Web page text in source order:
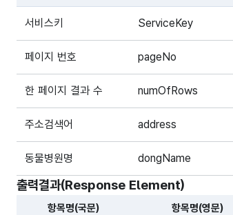
해당 오픈API의 요청변수(Request
서비스키 ServiceKey
페이지 번호 pageNo
한 페이지 결과 수 numOfRows
주소검색어 address
동물병원명 dongName
출력결과(Response Element)
항목명(국문) 항목명(영문)